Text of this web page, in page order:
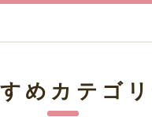
めカテゴ